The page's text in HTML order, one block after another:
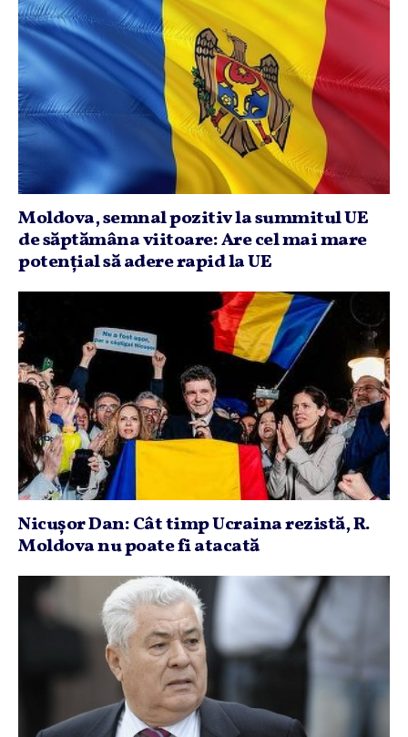
Moldova, semnal pozitiv la summitul UE
de săptămâna viitoare: Are cel mai mare
potenţial să adere rapid la UE
Nicuşor Dan: Cât timp Ucraina rezistă, R.
Moldova nu poate fi atacată